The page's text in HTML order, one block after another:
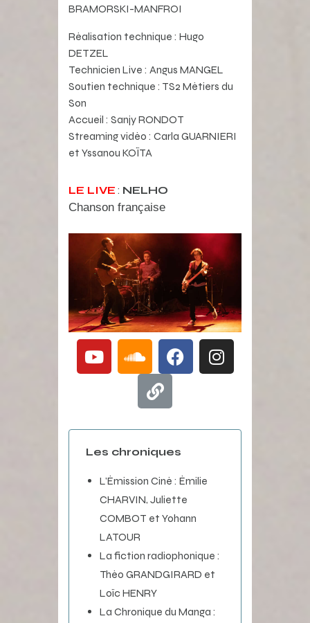
BRAMORSKI-MANFROI
Réalisation technique : Hugo
DETZEL
Technicien Live : Angus MANGEL
Soutien technique : TS2 Métiers du
Son
Accueil : Sanjy RONDOT
Streaming vidéo : Carla GUARNIERI
et Yssanou KOÏTA
LE LIVE : NELHO
Chanson française
Les chroniques
L’Émission Ciné : Émilie
CHARVIN, Juliette
COMBOT et Yohann
LATOUR
La fiction radiophonique :
Théo GRANDGIRARD et
Loïc HENRY
La Chronique du Manga :